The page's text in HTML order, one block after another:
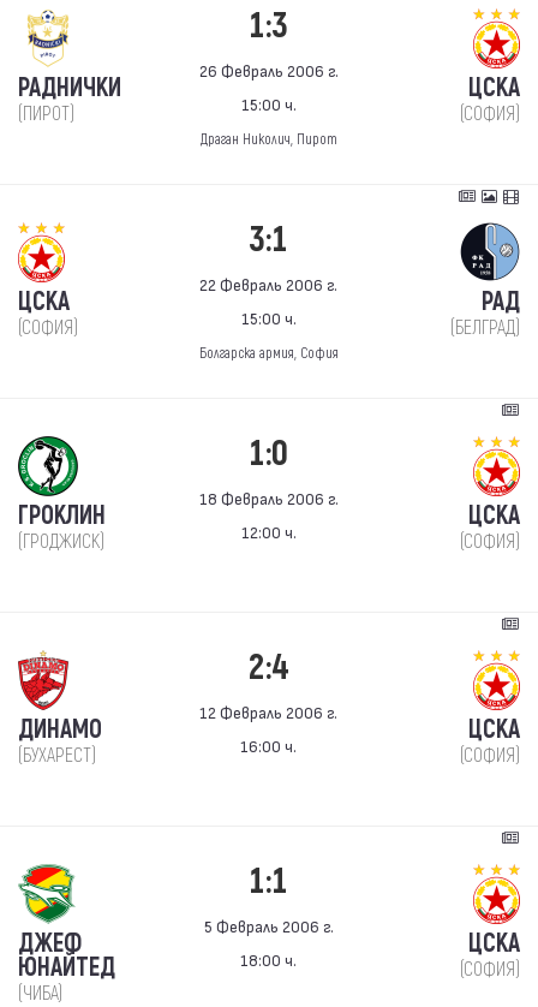
РАДНИЧКИ
(ПИРОТ)
1:3
26 Февраль 2006 г.
15:00 ч.
Драган Николич, Пирот
ЦСКА
(СОФИЯ)
ЦСКА
(СОФИЯ)
3:1
22 Февраль 2006 г.
15:00 ч.
Болгарска армия, София
РАД
(БЕЛГРАД)
ГРОКЛИН
(ГРОДЖИСК)
1:0
18 Февраль 2006 г.
12:00 ч.
ЦСКА
(СОФИЯ)
ДИНАМО
(БУХАРЕСТ)
2:4
12 Февраль 2006 г.
16:00 ч.
ЦСКА
(СОФИЯ)
ДЖЕФ
ЮНАЙТЕД
(ЧИБА)
1:1
5 Февраль 2006 г.
18:00 ч.
ЦСКА
(СОФИЯ)